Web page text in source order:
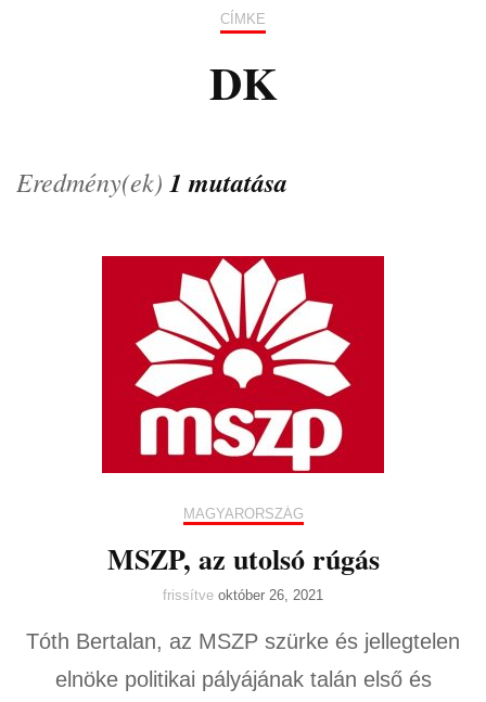
CÍMKE
DK
Eredmény(ek) 1 mutatása
MAGYARORSZÁG
MSZP, az utolsó rúgás
frissítve október 26, 2021
Tóth Bertalan, az MSZP szürke és jellegtelen
elnöke politikai pályájának talán első és